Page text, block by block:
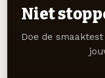
Niet
Doe de